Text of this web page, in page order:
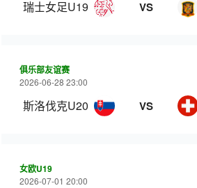
瑞士女足U19 VS
俱乐部友谊赛
2026-06-28 23:00
斯洛伐克U20 VS
女欧U19
2026-07-01 20:00